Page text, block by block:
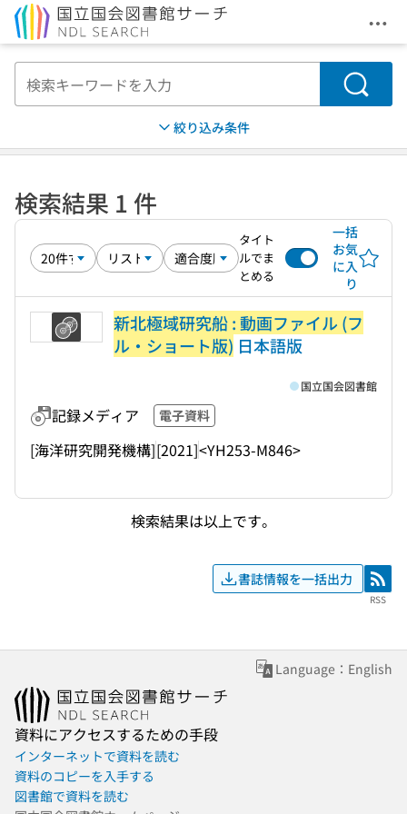
メ
検索
絞り込み条件
検索結果 1 件
タイト
ルでま
とめる
一括
お気
に入
り
新北極域研究船 : 動画ファイル (フ
ル・ショート版) 日本語版
記録メディア 電子資料
[海洋研究開発機構][2021]<YH253-M846>
国立国会図書館
検索結果は以上です。
書誌情報を一括出力 RSS
RSS
Language：English
資料にアクセスするための手段
インターネットで資料を読む
資料のコピーを入手する
図書館で資料を読む